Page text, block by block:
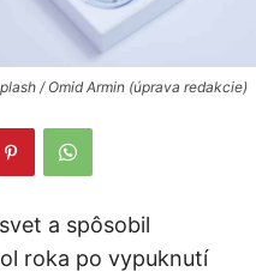
/ Omid Armin (úprava redakcie)
a spôsobil
roka po vypuknutí